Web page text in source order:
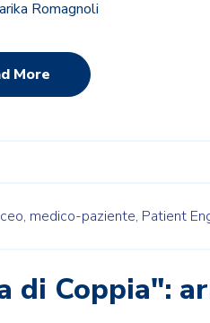
Romagnoli
More
medico-paziente, Patient
di Coppia":